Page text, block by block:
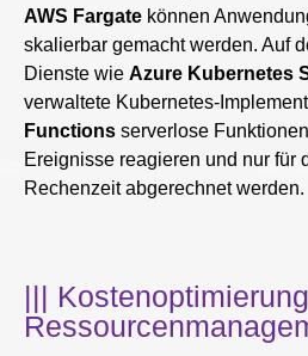
AWS Fargate können
skalierbar gemacht werden. Auf
Dienste wie Azure Kubernetes
verwaltete Kubernetes-
Functions serverlose
Ereignisse reagieren und nur für
Rechenzeit abgerechnet werden.
|||